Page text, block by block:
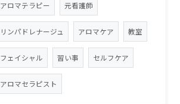
アロマテラピー 元看護師
リンパドレナージュ アロマケア 教室
フェイシャル 習い事 セルフケア
アロマセラピスト